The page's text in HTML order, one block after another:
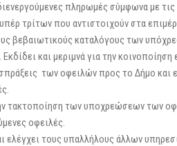
πληρωμές σύμφωνα με
τρίτων που αντιστοιχούν στα
βεβαιωτικούς καταλόγους των
και μεριμνά για την
των οφειλών προς το Δήμο και
τακτοποίηση των υποχρεώσεων των
οφειλές.
ελέγχει τους υπαλλήλους άλλων